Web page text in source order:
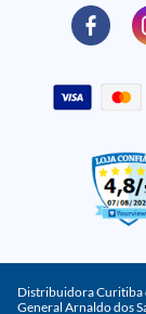
Distribuidora Curitiba
General Arnaldo dos